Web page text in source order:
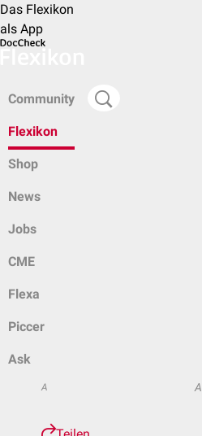
Das Flexikon
als App
Community
Flexikon
Shop
News
Jobs
CME
Flexa
Piccer
Ask
A A